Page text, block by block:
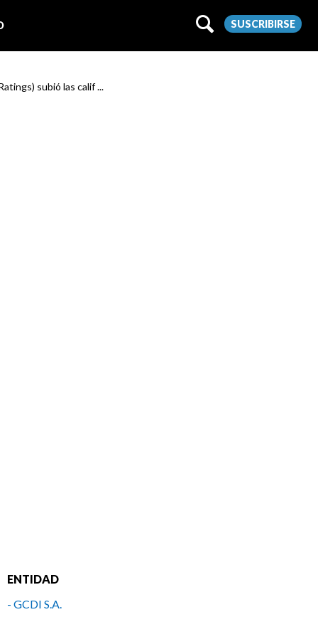
SUSCRIBIRSE
subió las calif ...
ENTIDAD
- GCDI S.A.